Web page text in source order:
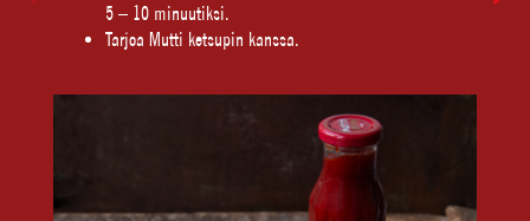
5 – 10 minuutiksi.
Tarjoa Mutti ketsupin kanssa.